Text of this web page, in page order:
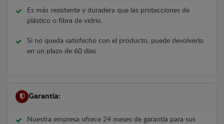
Es más resistente y duradera que las protecciones de
plástico o fibra de vidrio.
Si no queda satisfecho con el producto, puede devolverlo
en un plazo de 60 días.
Garantía:
Nuestra empresa ofrece 24 meses de garantía para sus